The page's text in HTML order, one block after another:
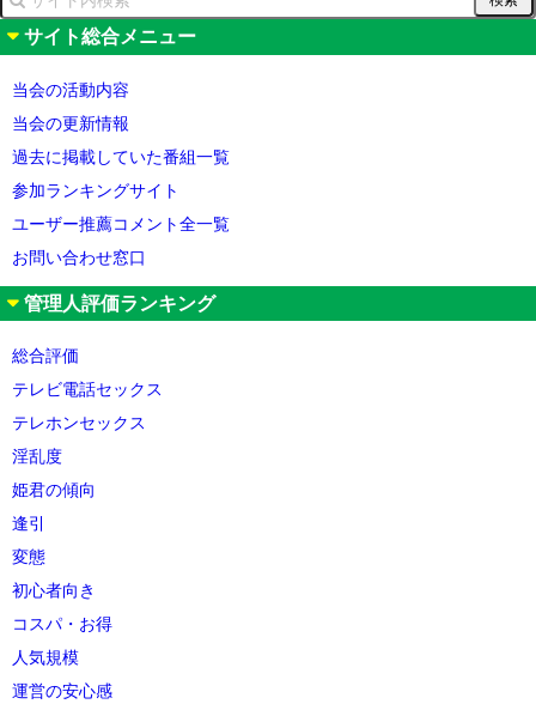
サイト総合メニュー
当会の活動内容
当会の更新情報
過去に掲載していた番組一覧
参加ランキングサイト
ユーザー推薦コメント全一覧
お問い合わせ窓口
管理人評価ランキング
総合評価
テレビ電話セックス
テレホンセックス
淫乱度
姫君の傾向
逢引
変態
初心者向き
コスパ・お得
人気規模
運営の安心感